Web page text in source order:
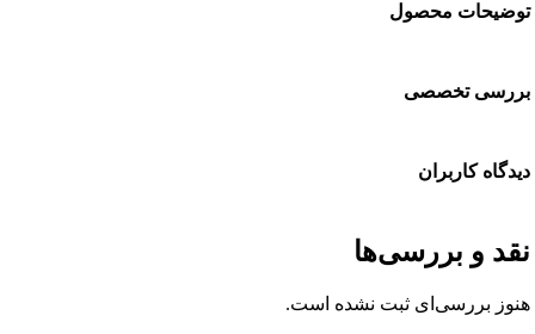
محصول
تخصصی
کاربران
و بررسی‌ها
بررسی‌ای ثبت نشده است.